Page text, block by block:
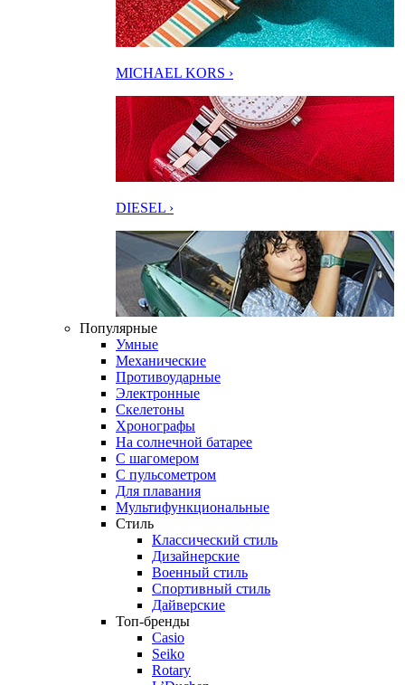
MICHAEL KORS ›
DIESEL ›
Популярные
Умные
Механические
Противоударные
Электронные
Скелетоны
Хронографы
На солнечной батарее
С шагомером
С пульсометром
Для плавания
Мультифункциональные
Стиль
Классический стиль
Дизайнерские
Военный стиль
Спортивный стиль
Дайверские
Топ-бренды
Casio
Seiko
Rotary